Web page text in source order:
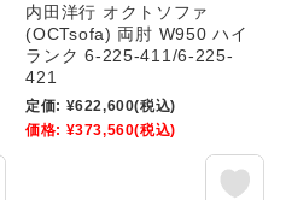
内田洋行 オクトソファ
(OCTsofa) 両肘 W950 ハイ
ランク 6-225-411/6-225-
421
定価: ¥622,600(税込)
価格: ¥373,560(税込)